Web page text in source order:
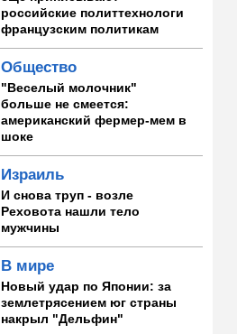
российские политтехнологи
французским политикам
Общество
"Веселый молочник"
больше не смеется:
американский фермер-мем в
шоке
Израиль
И снова труп - возле
Реховота нашли тело
мужчины
В мире
Новый удар по Японии: за
землетрясением юг страны
накрыл "Дельфин"